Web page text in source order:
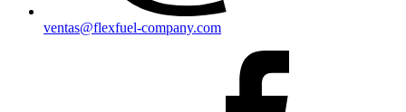
ventas@flexfuel-company.com